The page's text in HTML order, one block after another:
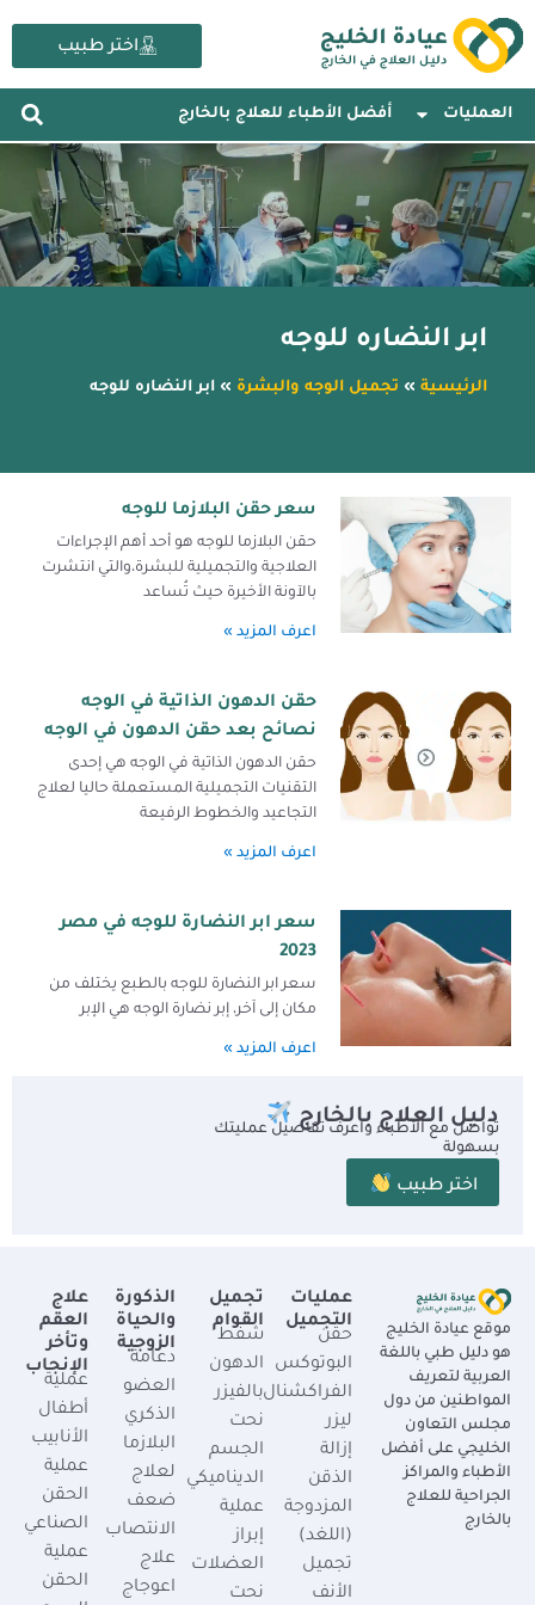
إلى
المحتوى
اختر طبيب
العمليات أفضل الأطباء للعلاج بالخارج
ابر النضاره للوجه
الرئيسية » تجميل الوجه والبشرة » ابر النضاره للوجه
سعر حقن البلازما للوجه
حقن البلازما للوجه هو أحد أهم الإجراءات
العلاجية والتجميلية للبشرة،والتي انتشرت
بالآونة الأخيرة حيث تُساعد
اعرف المزيد »
حقن الدهون الذاتية في الوجه
نصائح بعد حقن الدهون في الوجه
حقن الدهون الذاتية في الوجه هي إحدى
التقنيات التجميلية المستعملة حاليا لعلاج
التجاعيد والخطوط الرفيعة
اعرف المزيد »
سعر ابر النضارة للوجه في مصر
2023
سعر ابر النضارة للوجه بالطبع يختلف من
مكان إلى آخر، إبر نضارة الوجه هي الإبر
اعرف المزيد »
دليل العلاج بالخارج
تواصل مع الأطباء واعرف تفاصيل عمليتك
بسهولة
اختر طبيب
موقع عيادة الخليج
هو دليل طبي باللغة
العربية لتعريف
المواطنين من دول
مجلس التعاون
الخليجي على أفضل
الأطباء والمراكز
الجراحية للعلاج
بالخارج
عمليات
التجميل
حقن
البوتوكس
الفراكشنال
ليزر
إزالة
الذقن
المزدوجة
(اللغد)
تجميل
الأنف
تجميل
القوام
شفط
الدهون
بالفيزر
نحت
الجسم
الديناميكي
عملية
إبراز
العضلات
نحت
الذكورة
والحياة
الزوجية
دعامة
العضو
الذكري
البلازما
لعلاج
ضعف
الانتصاب
علاج
اعوجاج
علاج
العقم
وتأخر
الإنجاب
عملية
أطفال
الأنابيب
عملية
الحقن
الصناعي
عملية
الحقن